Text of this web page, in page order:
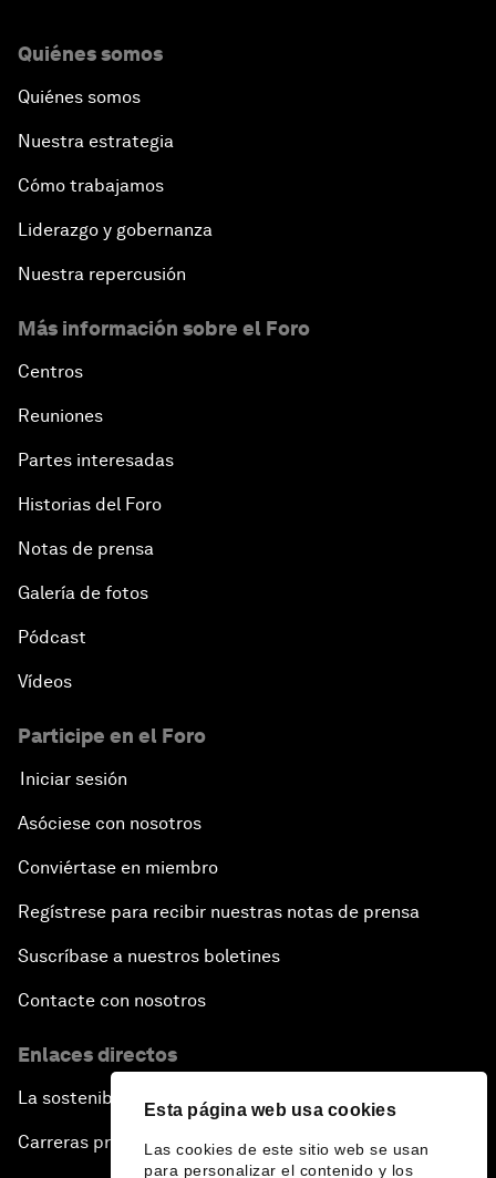
Esta página web usa cookies
Las cookies de este sitio web se usan
para personalizar el contenido y los
Quiénes somos
Quiénes somos
Nuestra estrategia
Cómo trabajamos
Liderazgo y gobernanza
Nuestra repercusión
Más información sobre el Foro
Centros
Reuniones
Partes interesadas
Historias del Foro
Notas de prensa
Galería de fotos
Pódcast
Vídeos
Participe en el Foro
Iniciar sesión
Asóciese con nosotros
Conviértase en miembro
Regístrese para recibir nuestras notas de prensa
Suscríbase a nuestros boletines
Contacte con nosotros
Enlaces directos
La sostenibilidad en el Foro
Carreras profesionales